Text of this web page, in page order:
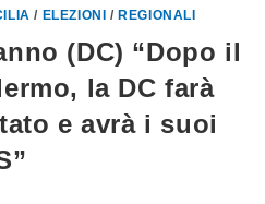
/ ELEZIONI /REGIONALI
(DC) “Dopo il
la DC farà
e avrà i suoi